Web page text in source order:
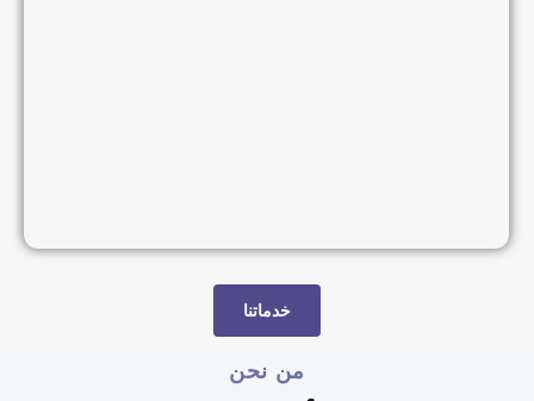
خدماتنا
من نحن